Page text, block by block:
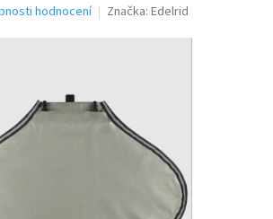
hodnocení Značka: Edelrid